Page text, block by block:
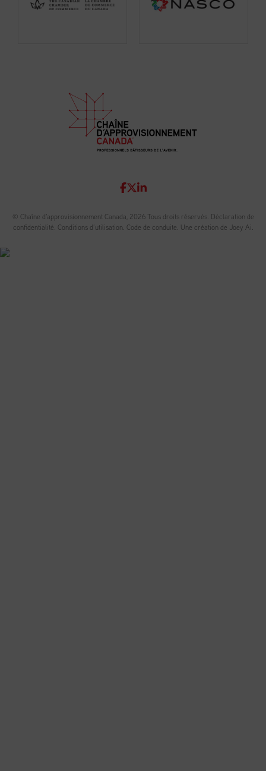
© Chaîne d'approvisionnement Canada, 2026 Tous droits réservés. Déclaration de
confidentialité. Conditions d’utilisation. Code de conduite. Une création de Joey Ai.